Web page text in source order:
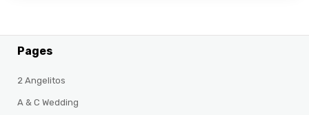
Pages
2 Angelitos
A & C Wedding